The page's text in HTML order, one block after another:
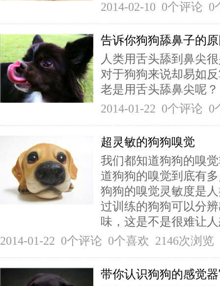
2014-02-10 0个评论 0
告诉你狗狗舔鼻子的
人类用舌头舔到鼻尖
对于狗狗来说却易如
老是用舌头舔鼻尖呢
2014-01-22 0个评论 0
超灵敏的狗狗嗅觉
我们都知道狗狗的嗅
道狗狗的嗅觉到底有
狗狗的嗅觉灵敏度是
过训练的狗狗可以分
味，这是不是很难让
2014-01-22 0个评论 0个喜欢 2146次浏览
带你认识狗狗的感觉